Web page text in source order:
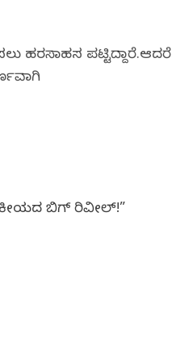
ಹರಸಾಹಸ ಪಟ್ಟಿದ್ದಾರೆ.ಆದರೆ
ಬಿಗ್ ರಿವೀಲ್!”